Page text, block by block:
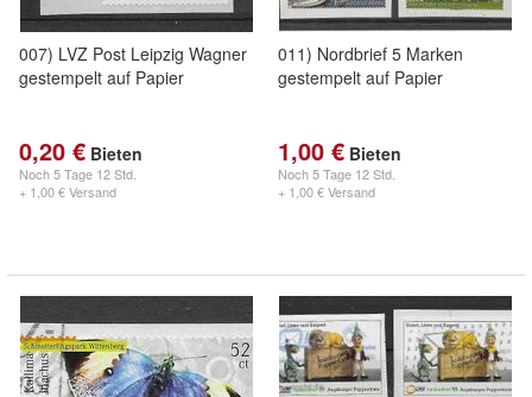
007) LVZ Post Leipzig Wagner
gestempelt auf Papier
0,20 € Bieten
Noch5 Tage 12 Std.
+ 1,00 € Versand
011) Nordbrief 5 Marken
gestempelt auf Papier
1,00 € Bieten
Noch5 Tage 12 Std.
+ 1,00 € Versand